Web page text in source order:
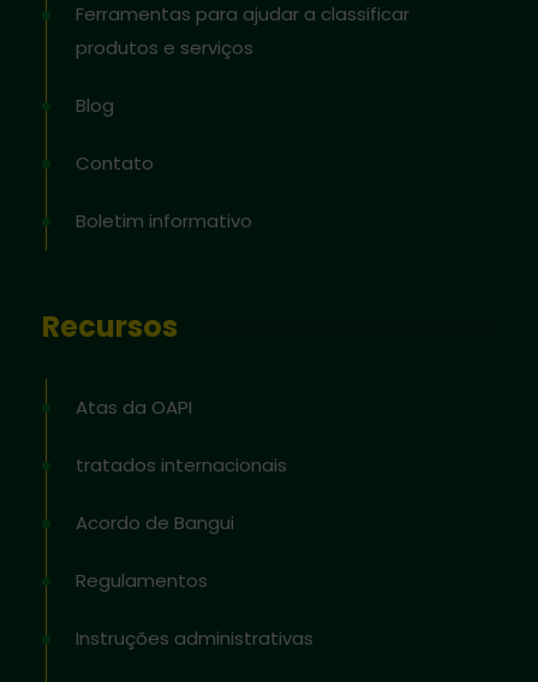
Ferramentas para ajudar a classificar
produtos e serviços
Blog
Contato
Boletim informativo
Recursos
Atas da OAPI
tratados internacionais
Acordo de Bangui
Regulamentos
Instruções administrativas